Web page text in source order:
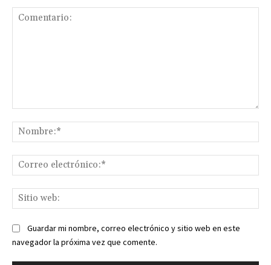
Guardar mi nombre, correo electrónico y sitio web en este
navegador la próxima vez que comente.